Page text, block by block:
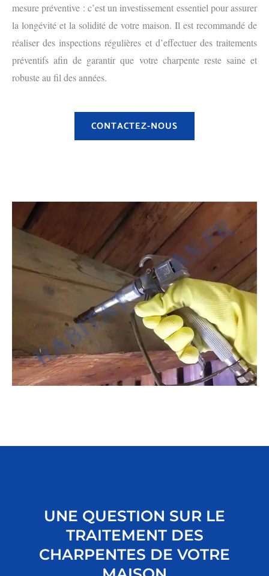
mesure préventive : c’est un investissement essentiel pour assurer
la longévité et la solidité de votre maison. Il est recommandé de
réaliser des inspections régulières et d’effectuer des traitements
préventifs afin de garantir que votre charpente reste saine et
robuste au fil des années.
CONTACTEZ-NOUS
UNE QUESTION SUR LE
TRAITEMENT DES
CHARPENTES DE VOTRE